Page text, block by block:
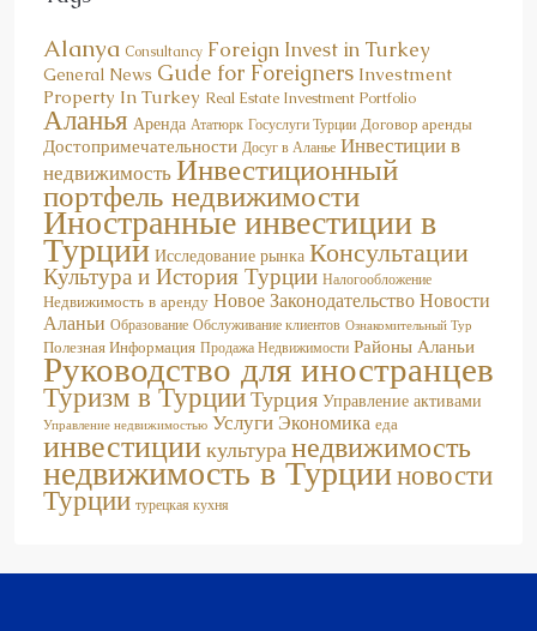
Alanya
General News Gude for Foreigners Investment
Property In Turkey Real Estate Investment Portfolio
Аланья Аренда Ататюрк Госуслуги Турции Договор аренды
Достопримечательности Досуг в Аланье
Инвестиции в
недвижимостьИнвестиционный
портфель недвижимости
Иностранные инвестиции в
Турции Исследование рынка Консультации
Культура и История Турции Налогообложение
Недвижимость в аренду Новое Законодательство Новости
Аланьи Образование Обслуживание клиентов Ознакомительный Тур
Полезная Информация Продажа Недвижимости Районы Аланьи
Руководство для иностранцев
Туризм в ТурцииТурция Управление активами
Управление недвижимостью УслугиЭкономика еда
инвестициикультуранедвижимость
недвижимость в Турцииновости
Турции турецкая кухня